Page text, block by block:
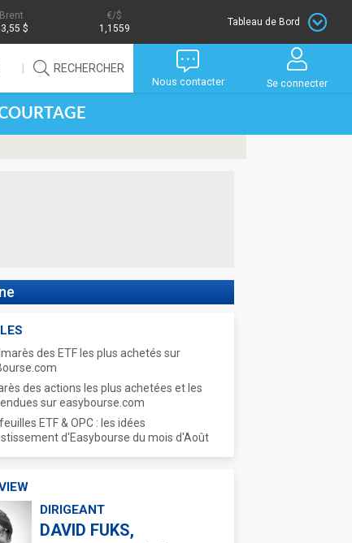
Brent
$
/$
1,1559
Tableau de Bord
RECHERCHER
Nous contacter Se connecter
des ETF les plus achetés sur
des actions les plus achetées et les
sur easybourse.com
ETF & OPC : les idées
d'Easybourse du mois d'Août
DIRIGEANT
DAVID FUKS,